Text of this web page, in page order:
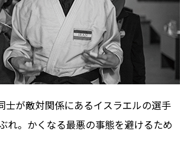
士が敵対関係にあるイスラエルの選手
れ。かくなる最悪の事態を避けるため